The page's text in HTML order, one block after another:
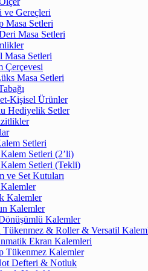
ve Gereçleri
Masa Setleri
Masa Setleri
Masa Setleri
Çerçevesi
Masa Setleri
Kişisel Ürünler
Hediyelik Setler
Setleri
Setleri (2’li)
Setleri (Tekli)
ve Set Kutuları
Kalemler
Kalemler
Kalemler
Tükenmez & Roller & Versatil
Ekran Kalemleri
Tükenmez Kalemler
Defteri & Notluk